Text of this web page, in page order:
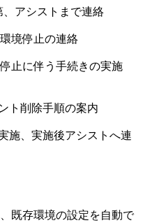
アシストまで連絡
境停止の連絡
止に伴う手続きの実施
ト削除手順の案内
施、実施後アシストへ連
既存環境の設定を自動で